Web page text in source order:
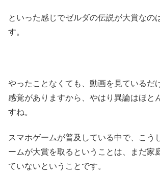
といった感じでゼルダの伝説が大賞なの
す。
やったことなくても、動画を見ているだ
感覚がありますから、やはり異論はほと
すね。
スマホゲームが普及している中で、こう
ームが大賞を取るということは、まだ家
ていないということです。